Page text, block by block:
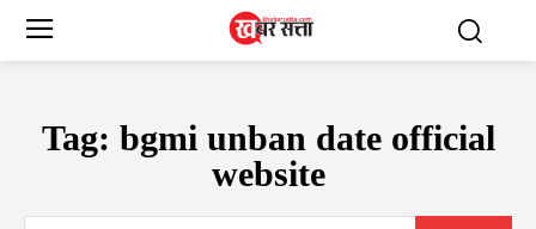
Tag: bgmi unban date official
website